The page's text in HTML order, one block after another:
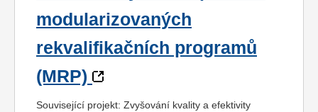
modularizovaných
rekvalifikačních programů
(MRP)
Související projekt: Zvyšování kvality a efektivity